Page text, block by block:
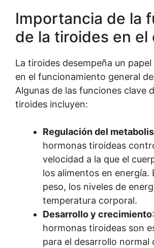
Importancia de la
de la tiroides en el
La tiroides desempeña un
en el funcionamiento general
Algunas de las funciones clave
tiroides incluyen:
Regulación del
hormonas tiroideas
velocidad a la que el
los alimentos en energía.
peso, los niveles de
temperatura corporal.
Desarrollo y crecimiento
hormonas tiroideas son
para el desarrollo normal